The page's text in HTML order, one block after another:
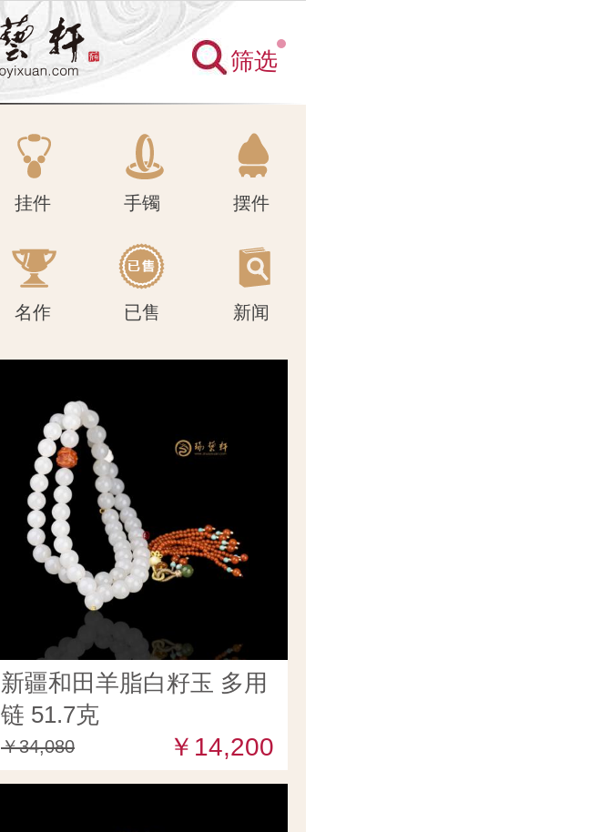
名作 已售 新闻
筛选
挂件 手镯 摆件
名作 已售 新闻
新疆和田羊脂白籽玉 多用
链 51.7克
￥34,080 ￥14,200